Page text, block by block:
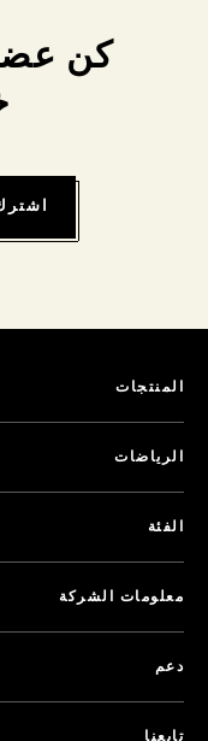
كن
المنتجات
الرياضات
الفئة
معلومات الشركة
دعم
تابعنا